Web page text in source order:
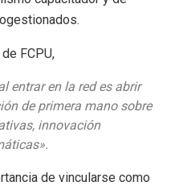
FCPU,
entrar en la red es abrir
de primera mano sobre
innovación
de vincularse como